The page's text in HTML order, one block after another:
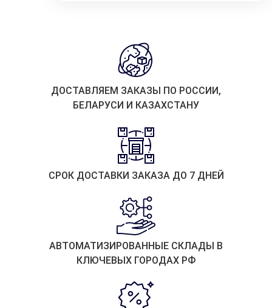
ДОСТАВЛЯЕМ ЗАКАЗЫ ПО РОССИИ,
БЕЛАРУСИ И КАЗАХСТАНУ
СРОК ДОСТАВКИ ЗАКАЗА ДО 7 ДНЕЙ
АВТОМАТИЗИРОВАННЫЕ СКЛАДЫ В
КЛЮЧЕВЫХ ГОРОДАХ РФ